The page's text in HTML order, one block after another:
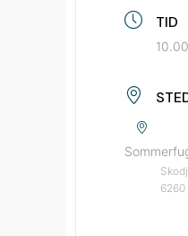
TID
6260